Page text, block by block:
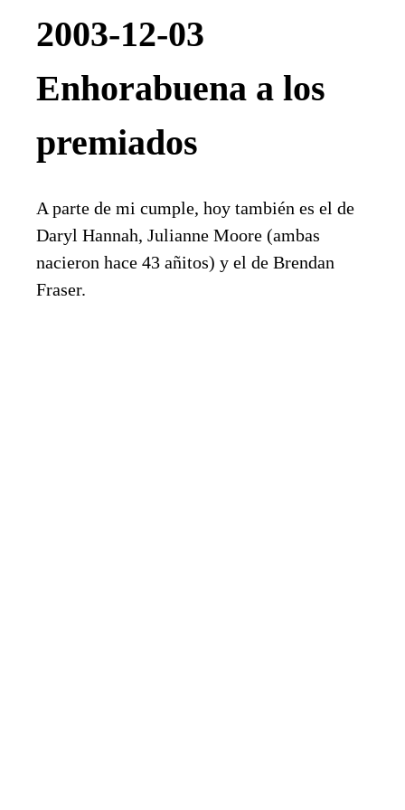
2003-12-03
Enhorabuena a los
premiados
A parte de mi cumple, hoy también es el de
Daryl Hannah, Julianne Moore (ambas
nacieron hace 43 añitos) y el de Brendan
Fraser.